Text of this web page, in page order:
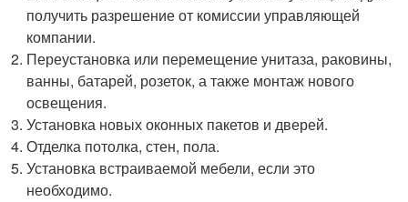
получить разрешение от комиссии управляющей
компании.
Переустановка или перемещение унитаза, раковины,
ванны, батарей, розеток, а также монтаж нового
освещения.
Установка новых оконных пакетов и дверей.
Отделка потолка, стен, пола.
Установка встраиваемой мебели, если это
необходимо.